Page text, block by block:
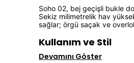
Soho 02, bej geçişli bukle
Sekiz milimetrelik hav
sağlar; örgü saçak ve
Kullanım ve Stil
Devamını Göster